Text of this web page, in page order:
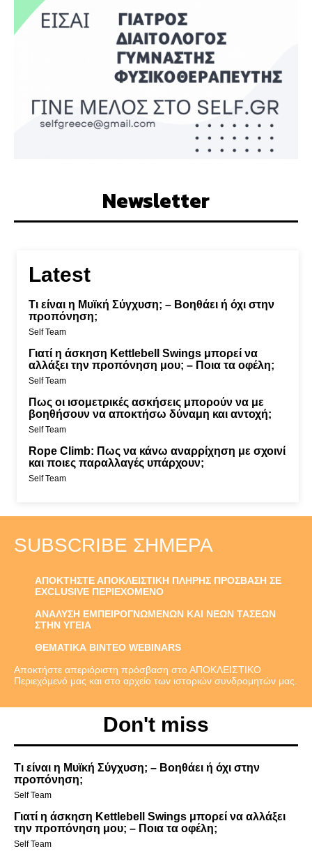
Newsletter
Latest
Τι είναι η Μυϊκή Σύγχυση; – Βοηθάει ή όχι στην
προπόνηση;
Self Team
Γιατί η άσκηση Kettlebell Swings μπορεί να
αλλάξει την προπόνηση μου; – Ποια τα οφέλη;
Self Team
Πως οι ισομετρικές ασκήσεις μπορούν να με
βοηθήσουν να αποκτήσω δύναμη και αντοχή;
Self Team
Rope Climb: Πως να κάνω αναρρίχηση με σχοινί
και ποιες παραλλαγές υπάρχουν;
Self Team
SUBSCRIBE ΣΉΜΕΡΑ
ΑΠΟΚΤΗΣΤΕ ΑΠΟΚΛΕΙΣΤΙΚΗ ΠΛΗΡΗΣ ΠΡΟΣΒΑΣΗ ΣΕ
EXCLUSIVE ΠΕΡΙΕΧΟΜΕΝΟ
ΑΝΑΛΥΣΗ ΕΜΠΕΙΡΟΓΝΩΜΕΝΩΝ ΚΑΙ ΝΕΩΝ ΤΑΣΕΩΝ
ΣΤΗΝ ΥΓΕΙΑ
ΘΕΜΑΤΙΚΑ ΒΙΝΤΕΟ WEBINARS
Αποκτήστε απεριόριστη πρόσβαση στο ΑΠΟΚΛΕΙΣΤΙΚΟ
Περιεχόμενό μας και στο αρχείο των ιστοριών συνδρομητών μας.
Don't miss
Τι είναι η Μυϊκή Σύγχυση; – Βοηθάει ή όχι στην
προπόνηση;
Self Team
Γιατί η άσκηση Kettlebell Swings μπορεί να αλλάξει
την προπόνηση μου; – Ποια τα οφέλη;
Self Team